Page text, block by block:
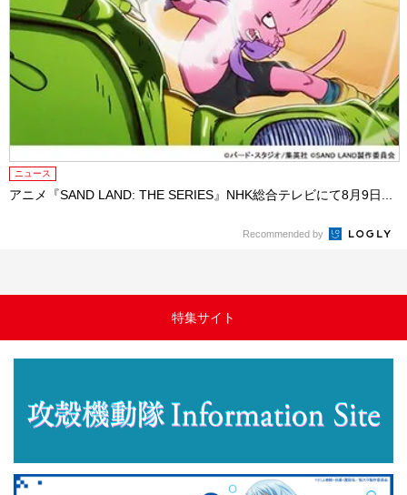
ニュース
アニメ『SAND LAND: THE SERIES』NHK総合テレビにて8月9日...
Recommended by
特集サイト